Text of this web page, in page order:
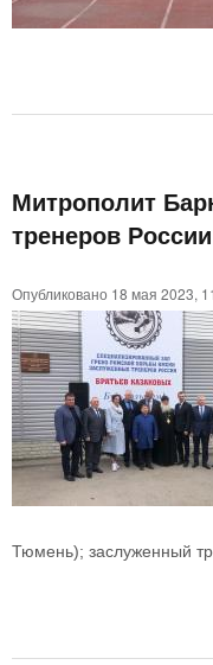
Митрополит
тренеров
Опубликовано 18 мая 2023,
Тюмень); заслуженный